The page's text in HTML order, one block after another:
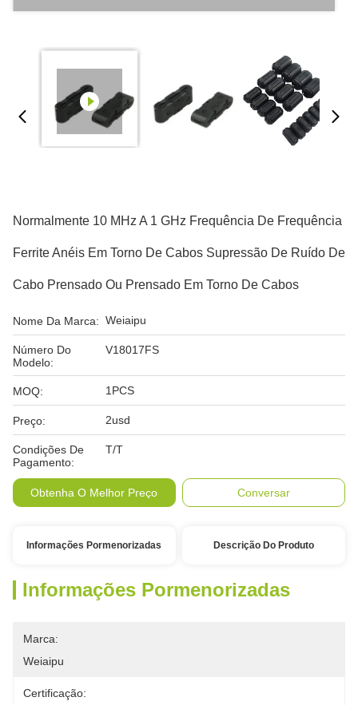
Normalmente 10 MHz A 1 GHz Frequência De Frequência
Ferrite Anéis Em Torno De Cabos Supressão De Ruído De
Cabo Prensado Ou Prensado Em Torno De Cabos
Nome Da Marca: Weiaipu
Número Do
Modelo:
V18017FS
MOQ: 1PCS
Preço: 2usd
Condições De
Pagamento:
T/T
Obtenha O Melhor Preço Conversar
Informações Pormenorizadas Descrição Do Produto
Informações Pormenorizadas
Marca:
Weiaipu
Certificação: